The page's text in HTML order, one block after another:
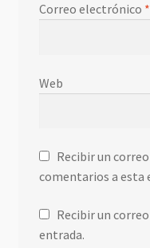
Correo electrónico *
Web
Recibir un
comentarios a esta
Recibir un
entrada.